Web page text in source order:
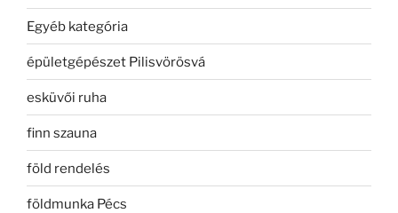
Egyéb kategória
épületgépészet Pilisvörösvá
esküvői ruha
finn szauna
föld rendelés
földmunka Pécs